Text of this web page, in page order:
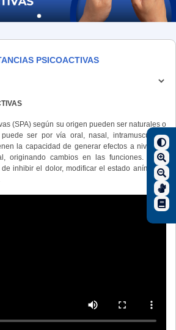
PSICOACTIVAS
(SPA) según su origen pueden ser naturales o
ser por vía oral, nasal, intramuscular o
la capacidad de generar efectos a nivel del
originando cambios en las funciones. Estas
inhibir el dolor, modificar el estado anímico o